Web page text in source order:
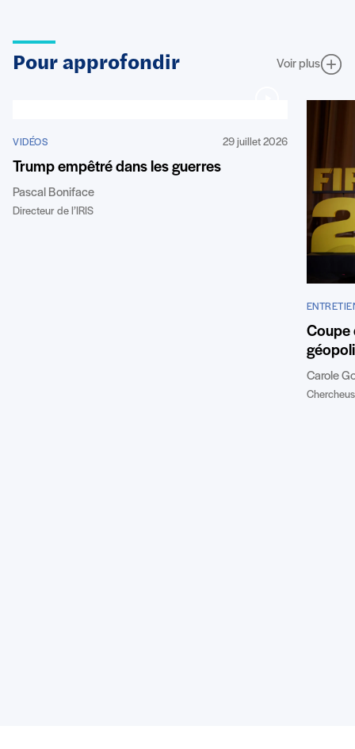
Pour approfondir Voir plus
VIDÉOS 29 juillet 2026
Trump empêtré dans les guerres
Pascal Boniface
Directeur de l’IRIS
Coupe
Carole